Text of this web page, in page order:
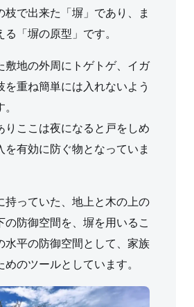
枝で出来た「塀」であり、ま
「塀の原型」です。
敷地の外周にトゲトゲ、イガ
を重ね簡単には入れないよう
りここは夜になると戸をしめ
を有効に防ぐ物となっていま
持っていた、地上と木の上の
の防御空間を、塀を用いるこ
水平の防御空間として、家族
のツールとしています。